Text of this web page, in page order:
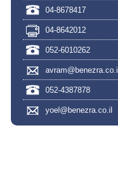
04-8678417
04-8642012
052-6010262
avram@benezra.co.il
052-4387878
yoel@benezra.co.il